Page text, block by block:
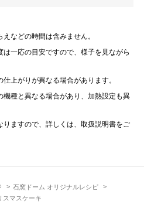
石窯ドーム オリジナルレシピ
スマスケーキ
などの時間は含みません。
一応の目安ですので、様子を見ながら
上がりが異なる場合があります。
機種と異なる場合があり、加熱設定も異
りますので、詳しくは、取扱説明書をご